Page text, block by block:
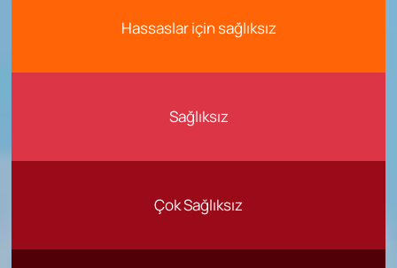
Hassaslar için sağlıksız
Sağlıksız
Çok Sağlıksız